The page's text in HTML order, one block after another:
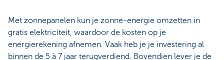
Met zonnepanelen kun je zonne-energie omzetten in
gratis elektriciteit, waardoor de kosten op je
energierekening afnemen. Vaak heb je je investering al
binnen de 5 à 7 jaar terugverdiend. Bovendien lever je de